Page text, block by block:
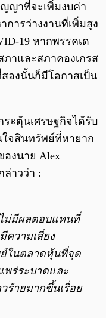
ญาที่จะเพิ่มงบค่า
ารว่างงานที่เพิ่มสูง
19 หากพรรคเด
าและสภาคองเกรส
องนั้นก็มีโอกาสเป็น
ะตุ้นเศรษฐกิจได้รับ
จสินทรัพย์ที่หายาก
งนาย Alex
ล่าวว่า :
ม่มีผลตอบแทนที่
ความเสี่ยง
ในตลาดหุ้นที่จุด
พร่ระบาดและ
ร้ายมากขึ้นเรื่อย